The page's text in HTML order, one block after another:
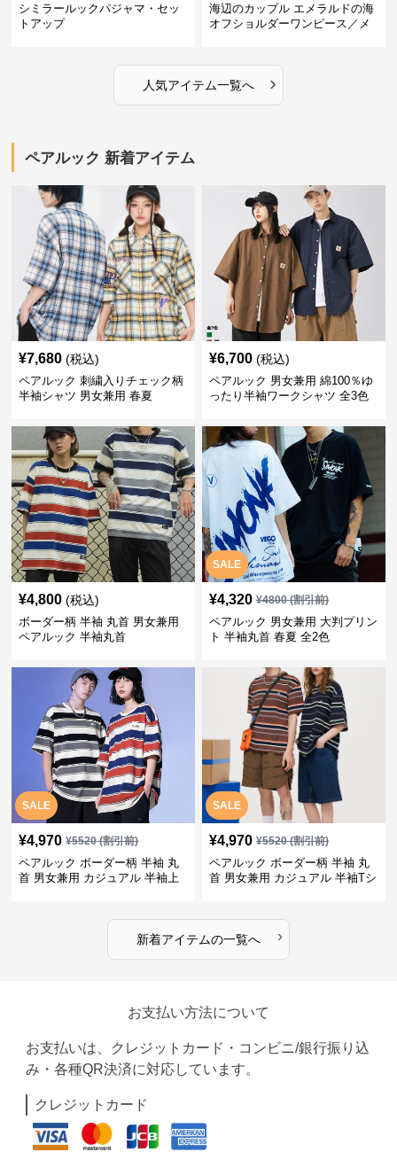
シミラールックパジャマ・セッ
トアップ
海辺のカップル エメラルドの海
オフショルダーワンピース／メ
人気アイテム一覧へ ›
ペアルック 新着アイテム
¥7,680 (税込)
ペアルック 刺繍入りチェック柄
半袖シャツ 男女兼用 春夏
¥6,700 (税込)
ペアルック 男女兼用 綿100％ゆ
ったり半袖ワークシャツ 全3色
¥4,800 (税込)
ボーダー柄 半袖 丸首 男女兼用
ペアルック 半袖丸首
SALE
¥4,320 ¥4800(割引前)
ペアルック 男女兼用 大判プリン
ト 半袖丸首 春夏 全2色
SALE
¥4,970 ¥5520(割引前)
ペアルック ボーダー柄 半袖 丸
首 男女兼用 カジュアル 半袖上
SALE
¥4,970 ¥5520(割引前)
ペアルック ボーダー柄 半袖 丸
首 男女兼用 カジュアル 半袖Tシ
新着アイテムの一覧へ ›
お支払い方法について
お支払いは、クレジットカード・コンビニ/銀行振り込
み・各種QR決済に対応しています。
クレジットカード